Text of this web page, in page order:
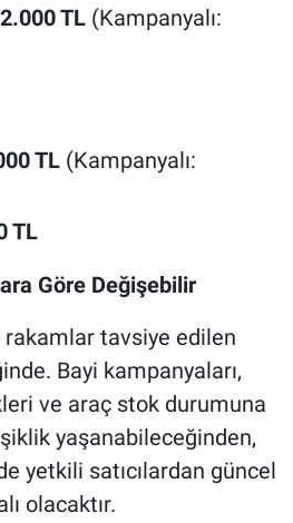
TL(Kampanyalı:
TL(Kampanyalı:
TL
Göre Değişebilir
rakamlar tavsiye edilen
Bayi kampanyaları,
ve araç stok durumuna
yaşanabileceğinden,
yetkili satıcılardan güncel
olacaktır.